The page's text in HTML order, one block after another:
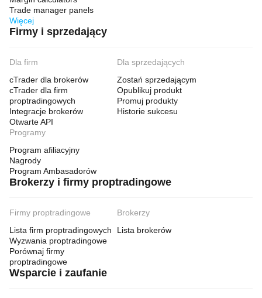
Trade manager panels
Więcej
Firmy i sprzedający
Dla firm
cTrader dla brokerów
cTrader dla firm
proptradingowych
Integracje brokerów
Otwarte API
Dla sprzedających
Zostań sprzedającym
Opublikuj produkt
Promuj produkty
Historie sukcesu
Programy
Program afiliacyjny
Nagrody
Program Ambasadorów
Brokerzy i firmy proptradingowe
Firmy proptradingowe
Lista firm proptradingowych
Wyzwania proptradingowe
Porównaj firmy
proptradingowe
Brokerzy
Lista brokerów
Wsparcie i zaufanie